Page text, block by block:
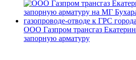
ООО Газпром трансгаз
запорную арматуру